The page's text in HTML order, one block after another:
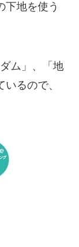
下地を使う
ム」、「地
るので、